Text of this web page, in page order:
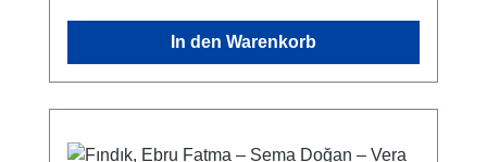
In den Warenkorb